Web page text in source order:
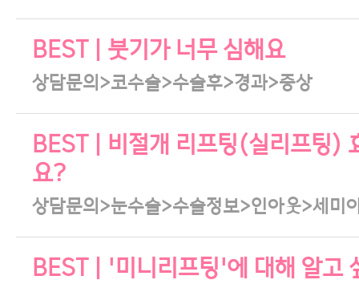
BEST | 붓기가 너무 심해요
상담문의>코수술>수술후>경과>증상
BEST | 비절개 리프팅(실리프팅)
요?
상담문의>눈수술>수술정보>인아웃>세미
BEST | '미니리프팅'에 대해 알고